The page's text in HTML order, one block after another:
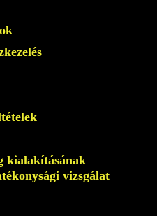
kialakításának
vizsgálat